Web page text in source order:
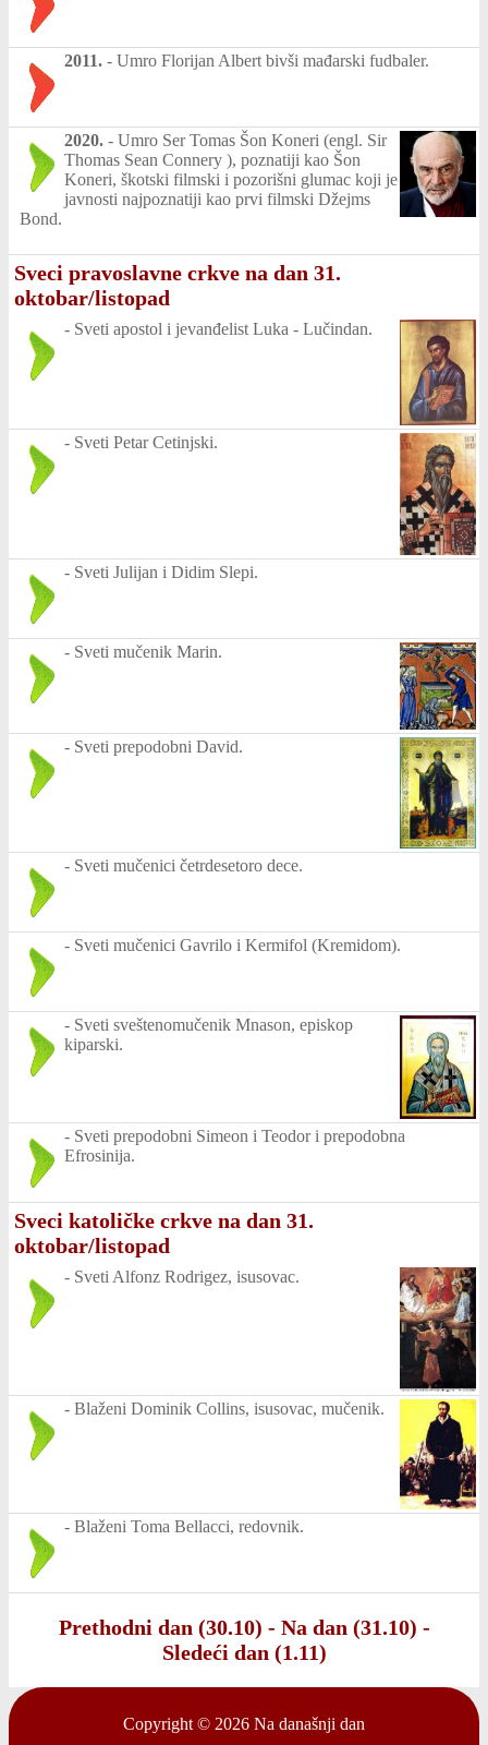
2011. - Umro Florijan Albert bivši mađarski fudbaler.
2020. - Umro Ser Tomas Šon Koneri (engl. Sir
Thomas Sean Connery ), poznatiji kao Šon
Koneri, škotski filmski i pozorišni glumac koji je
javnosti najpoznatiji kao prvi filmski Džejms
Bond.
Sveci pravoslavne crkve na dan 31.
oktobar/listopad
- Sveti apostol i jevanđelist Luka - Lučindan.
- Sveti Petar Cetinjski.
- Sveti Julijan i Didim Slepi.
- Sveti mučenik Marin.
- Sveti prepodobni David.
- Sveti mučenici četrdesetoro dece.
- Sveti mučenici Gavrilo i Kermifol (Kremidom).
- Sveti sveštenomučenik Mnason, episkop
kiparski.
- Sveti prepodobni Simeon i Teodor i prepodobna
Efrosinija.
Sveci katoličke crkve na dan 31.
oktobar/listopad
- Sveti Alfonz Rodrigez, isusovac.
- Blaženi Dominik Collins, isusovac, mučenik.
- Blaženi Toma Bellacci, redovnik.
Prethodni dan (30.10) - Na dan (31.10) -
Sledeći dan (1.11)
Copyright © 2026 Na današnji dan